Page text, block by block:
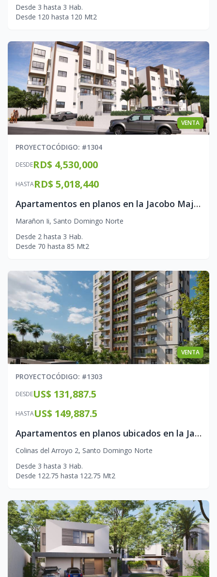
Desde 3 hasta 3 Hab.
Desde 120 hasta 120 Mt2
VENTA
PROYECTOCÓDIGO: #1304
DESDERD$ 4,530,000
HASTARD$ 5,018,440
Apartamentos en planos en la Jacobo Majluta
Marañon Ii, Santo Domingo Norte
Desde 2 hasta 3 Hab.
Desde 70 hasta 85 Mt2
VENTA
PROYECTOCÓDIGO: #1303
DESDEUS$ 131,887.5
HASTAUS$ 149,887.5
Apartamentos en planos ubicados en la Jacobo Majluta
Colinas del Arroyo 2, Santo Domingo Norte
Desde 3 hasta 3 Hab.
Desde 122.75 hasta 122.75 Mt2